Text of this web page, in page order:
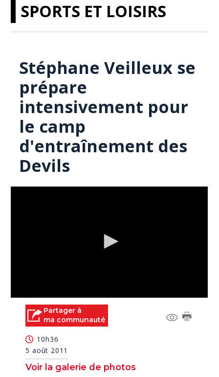
SPORTS ET LOISIRS
Stéphane Veilleux se
prépare
intensivement pour
le camp
d'entraînement des
Devils
seconds Partager à
ma communauté
10h36
5 août 2011
Voir la galerie de photos